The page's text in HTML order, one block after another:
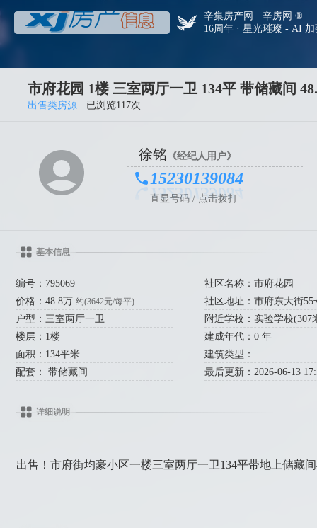
辛集房产网 · 辛房网 ®
16周年 · 星光璀璨 - AI
市府花园 1楼 三室两厅一卫 134平 带储藏间
出售类房源 · 已浏览117次
徐铭 《经纪人用户》
15230139084
直显号码 / 点击拨打
基本信息
编号：795069
价格：48.8万约(3642元/每平)
户型：三室两厅一卫
楼层：1楼
面积：134平米
配套： 带储藏间
社区名称：市府花园
社区地址：市府东大街55
附近学校：实验学校
建成年代：0 年
建筑类型：
最后更新：2026-06-13
详细说明
出售！市府街均豪小区一楼三室两厅一卫134平带地上储藏